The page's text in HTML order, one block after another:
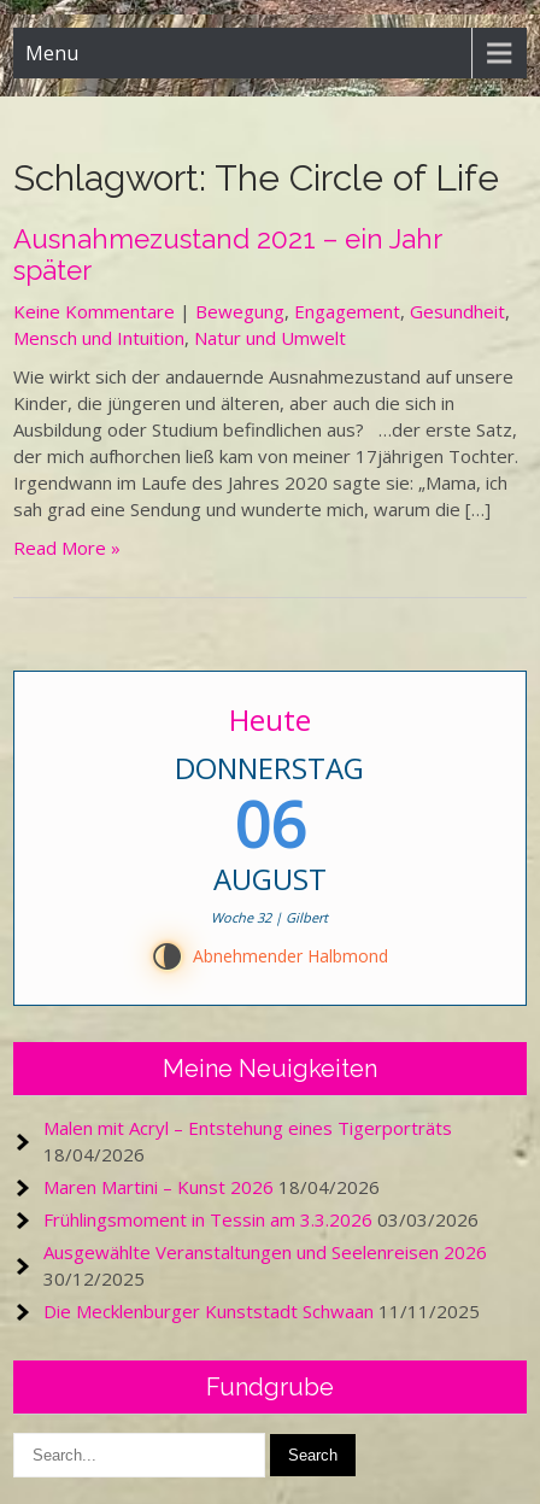
Menu
Schlagwort: The Circle of Life
Ausnahmezustand 2021 – ein Jahr
später
Keine Kommentare | Bewegung, Engagement,Gesundheit,
Mensch und Intuition, Natur und Umwelt
Wie wirkt sich der andauernde Ausnahmezustand auf unsere
Kinder, die jüngeren und älteren, aber auch die sich in
Ausbildung oder Studium befindlichen aus? …der erste Satz,
der mich aufhorchen ließ kam von meiner 17jährigen Tochter.
Irgendwann im Laufe des Jahres 2020 sagte sie: „Mama, ich
sah grad eine Sendung und wunderte mich, warum die […]
Read More »
Heute
DONNERSTAG
06
AUGUST
Woche 32 | Gilbert
U Abnehmender Halbmond
Meine Neuigkeiten
Malen mit Acryl – Entstehung eines Tigerporträts
18/04/2026
Maren Martini – Kunst 2026 18/04/2026
Frühlingsmoment in Tessin am 3.3.2026 03/03/2026
Ausgewählte Veranstaltungen und Seelenreisen 2026
30/12/2025
Die Mecklenburger Kunststadt Schwaan 11/11/2025
Fundgrube